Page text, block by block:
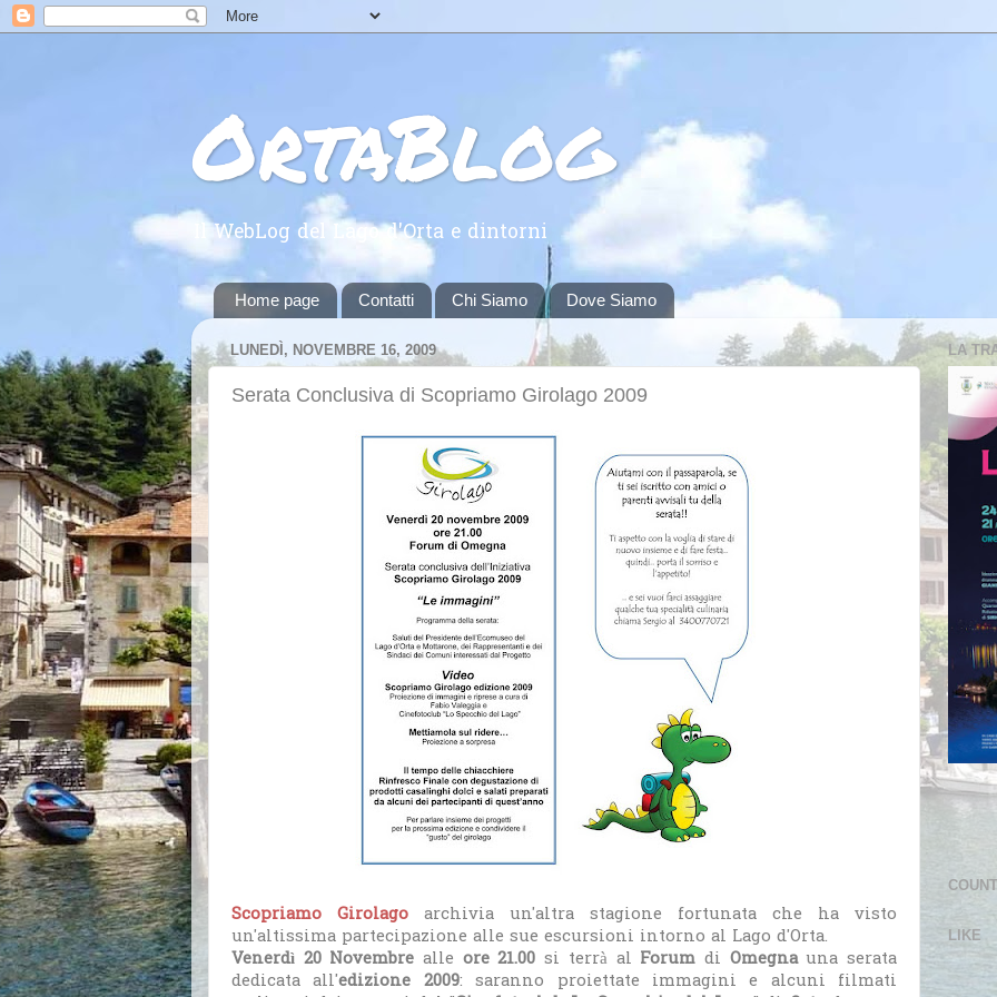
OrtaBlog
Il WebLog del Lago d'Orta e dintorni
Home page Contatti Chi Siamo Dove Siamo
LUNEDÌ, NOVEMBRE 16, 2009
Serata Conclusiva di Scopriamo Girolago 2009
Scopriamo Girolago archivia un'altra stagione fortunata che ha visto
un'altissima partecipazione alle sue escursioni intorno al Lago d'Orta.
Venerdì 20 Novembre alle ore 21.00 si terrà al Forum di Omegnauna serata
dedicata all'edizione 2009:saranno proiettate immagini e alcuni filmati
LA
LIKE